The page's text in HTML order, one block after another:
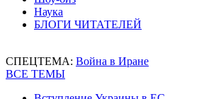
Наука
БЛОГИ ЧИТАТЕЛЕЙ
СПЕЦТЕМА: Война в Иране
ВСЕ ТЕМЫ